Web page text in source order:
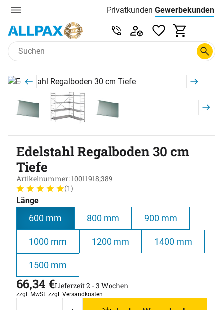
Menu Privatkunden Preisliste:
Gewerbekunden
Zum Hauptinhalt springen
Service & Beratung unter
Produktgalerie
Zur Kaufbox springen
Edelstahl Regalboden 30 cm
Tiefe
Artikelnummer: 10011918;389
Bewertung: 5 von 5 (1 Bewertungen)
1 Bewertung
(1)
Länge
600 mm 800 mm 900 mm
1000 mm 1200 mm 1400 mm
1500 mm
66,34 €Lieferzeit 2 - 3 Wochen
Steuerhinweis:
zzgl. MwSt. zzgl. Versandkosten